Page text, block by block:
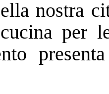
nostra
per